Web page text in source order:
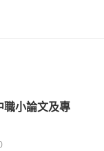
職小論文及專